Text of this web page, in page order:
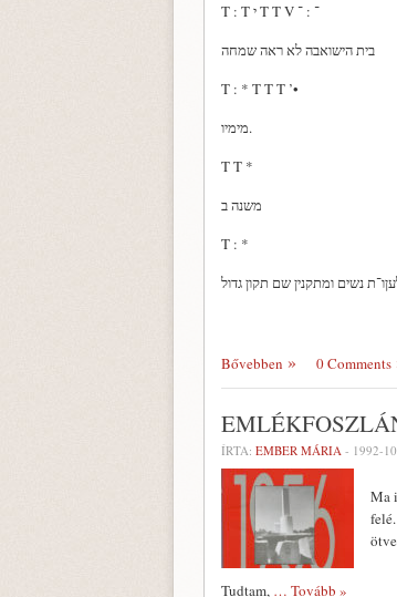
T : T י T T V ־ : ־
בית הישואבה לא ראה שמחה
T : * T T T ’•
מימיו.
T T *
משנה ב
T : *
Bővebben 0 Comments
ÍRTA: EMBER MÁRIA - 1992-
Ma
Tudtam, … Tovább »